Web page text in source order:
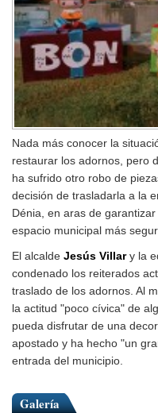
Nada más conocer la
restaurar los adornos, pero
ha sufrido otro robo de
decisión de trasladarla a la
Dénia, en aras de
espacio municipal más
El alcalde Jesús Villary la
condenado los reiterados
traslado de los adornos. Al
la actitud "poco cívica" de
pueda disfrutar de una
apostado y ha hecho "un
entrada del municipio.
Galería